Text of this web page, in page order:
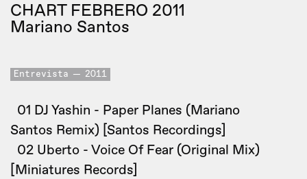
CHART FEBRERO 2011
Mariano Santos
Entrevista 2011
01 DJ Yashin - Paper Planes (Mariano
Santos Remix) [Santos Recordings]
02 Uberto - Voice Of Fear (Original Mix)
[Miniatures Records]